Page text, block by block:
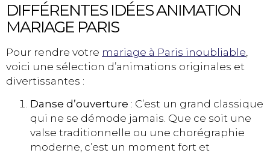
DIFFÉRENTES IDÉES ANIMATION
MARIAGE PARIS
Pour rendre votre mariage à Paris inoubliable,
voici une sélection d’animations originales et
divertissantes :
Danse d’ouverture : C’est un grand classique
qui ne se démode jamais. Que ce soit une
valse traditionnelle ou une chorégraphie
moderne, c’est un moment fort et